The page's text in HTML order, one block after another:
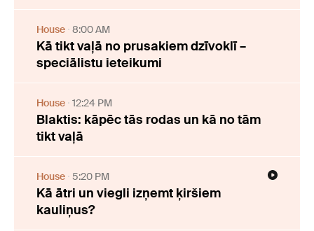
House 8:00 AM
Kā tikt vaļā no prusakiem dzīvoklī –
speciālistu ieteikumi
House 12:24 PM
Blaktis: kāpēc tās rodas un kā no tām
tikt vaļā
House 5:20 PM
Kā ātri un viegli izņemt ķiršiem
kauliņus?